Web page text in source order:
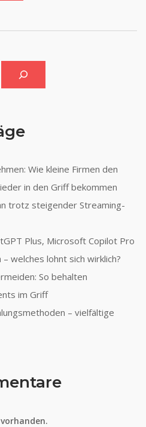
Wie kleine Firmen den
in den Griff bekommen
trotz steigender Streaming-
Plus, Microsoft Copilot Pro
welches lohnt sich wirklich?
So behalten
im Griff
– vielfältige